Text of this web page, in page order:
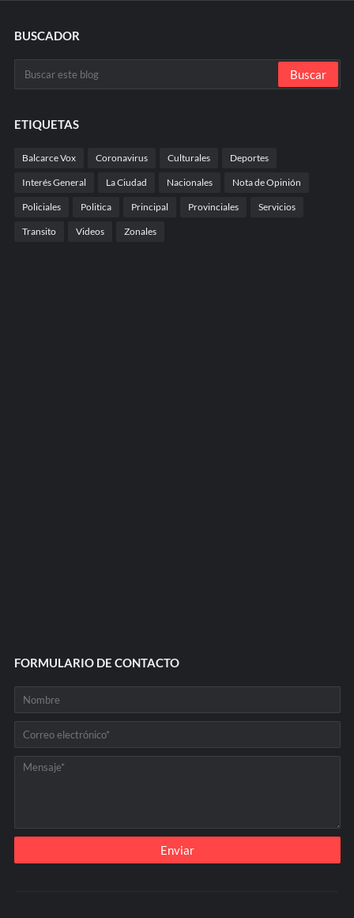
BUSCADOR
ETIQUETAS
Balcarce Vox Coronavirus Culturales Deportes
Interés General La Ciudad Nacionales Nota de Opinión
Policiales Politica Principal Provinciales Servicios
Transito Videos Zonales
FORMULARIO DE CONTACTO